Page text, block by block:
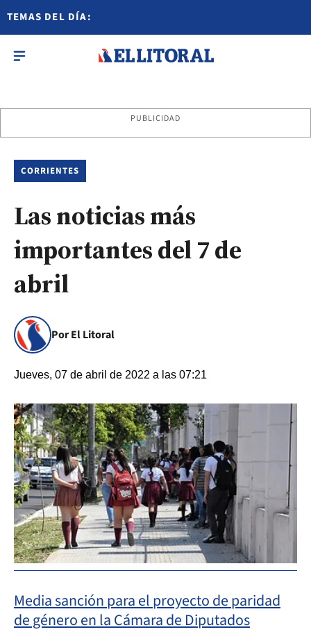
TEMAS DEL DÍA:
PUBLICIDAD
CORRIENTES
Las noticias más
importantes del 7 de
abril
Por El Litoral
Jueves, 07 de abril de 2022 a las 07:21
Media sanción para el proyecto de paridad
de género en la Cámara de Diputados